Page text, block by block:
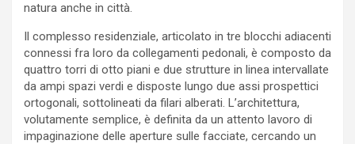
natura anche in città.
Il complesso residenziale, articolato in tre blocchi adiacenti
connessi fra loro da collegamenti pedonali, è composto da
quattro torri di otto piani e due strutture in linea intervallate
da ampi spazi verdi e disposte lungo due assi prospettici
ortogonali, sottolineati da filari alberati. L’architettura,
volutamente semplice, è definita da un attento lavoro di
impaginazione delle aperture sulle facciate, cercando un